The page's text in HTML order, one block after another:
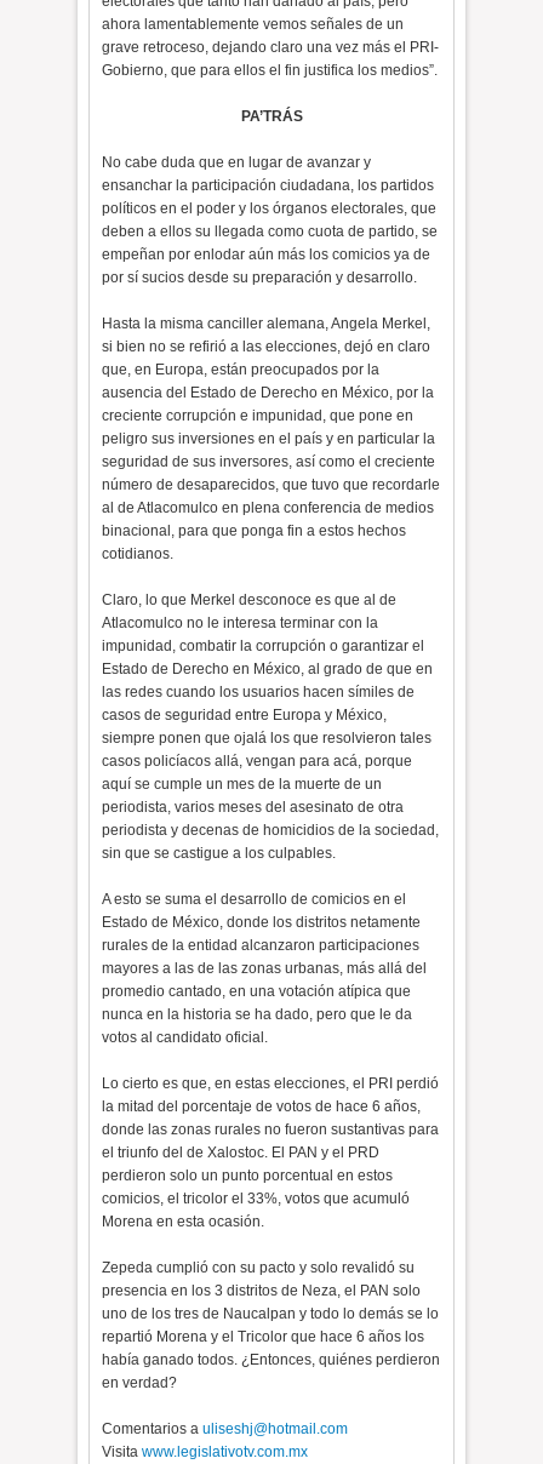
ahora lamentablemente vemos señales de un
grave retroceso, dejando claro una vez más el PRI-
Gobierno, que para ellos el fin justifica los medios”.
PA’TRÁS
No cabe duda que en lugar de avanzar y
ensanchar la participación ciudadana, los partidos
políticos en el poder y los órganos electorales, que
deben a ellos su llegada como cuota de partido, se
empeñan por enlodar aún más los comicios ya de
por sí sucios desde su preparación y desarrollo.
Hasta la misma canciller alemana, Angela Merkel,
si bien no se refirió a las elecciones, dejó en claro
que, en Europa, están preocupados por la
ausencia del Estado de Derecho en México, por la
creciente corrupción e impunidad, que pone en
peligro sus inversiones en el país y en particular la
seguridad de sus inversores, así como el creciente
número de desaparecidos, que tuvo que recordarle
al de Atlacomulco en plena conferencia de medios
binacional, para que ponga fin a estos hechos
cotidianos.
Claro, lo que Merkel desconoce es que al de
Atlacomulco no le interesa terminar con la
impunidad, combatir la corrupción o garantizar el
Estado de Derecho en México, al grado de que en
las redes cuando los usuarios hacen símiles de
casos de seguridad entre Europa y México,
siempre ponen que ojalá los que resolvieron tales
casos policíacos allá, vengan para acá, porque
aquí se cumple un mes de la muerte de un
periodista, varios meses del asesinato de otra
periodista y decenas de homicidios de la sociedad,
sin que se castigue a los culpables.
A esto se suma el desarrollo de comicios en el
Estado de México, donde los distritos netamente
rurales de la entidad alcanzaron participaciones
mayores a las de las zonas urbanas, más allá del
promedio cantado, en una votación atípica que
nunca en la historia se ha dado, pero que le da
votos al candidato oficial.
Lo cierto es que, en estas elecciones, el PRI perdió
la mitad del porcentaje de votos de hace 6 años,
donde las zonas rurales no fueron sustantivas para
el triunfo del de Xalostoc. El PAN y el PRD
perdieron solo un punto porcentual en estos
comicios, el tricolor el 33%, votos que acumuló
Morena en esta ocasión.
Zepeda cumplió con su pacto y solo revalidó su
presencia en los 3 distritos de Neza, el PAN solo
uno de los tres de Naucalpan y todo lo demás se lo
repartió Morena y el Tricolor que hace 6 años los
había ganado todos. ¿Entonces, quiénes perdieron
en verdad?
Comentarios auliseshj@hotmail.com
Visitawww.legislativotv.com.mx